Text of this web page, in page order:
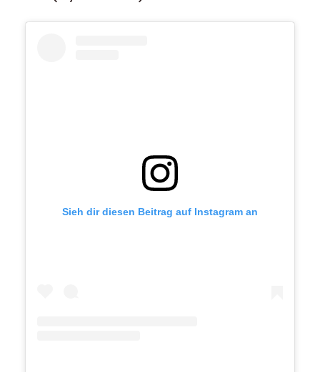
Sieh dir diesen Beitrag auf Instagram an